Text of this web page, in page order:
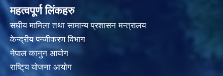
महत्वपूर्ण लिंकहरु
स‌घीय मामिला तथा सामान्य प्रशासन मन्त्रालय
केन्द्रीय पन्जीकरण विभाग
नेपाल कानुन आयाेग
राष्टि्य याेजना आयाेग